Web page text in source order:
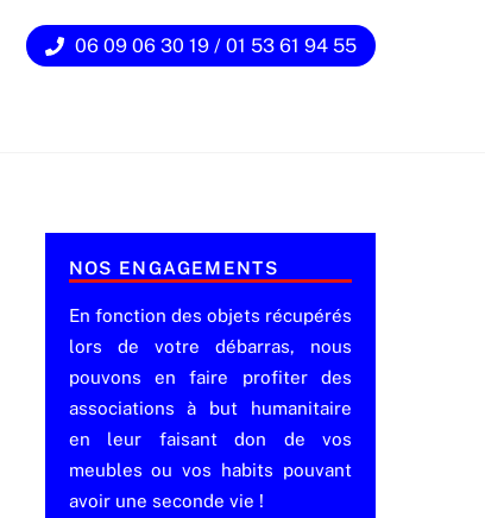
06 09 06 30 19 / 01 53 61 94 55
NOS ENGAGEMENTS
En fonction des objets récupérés
lors de votre débarras, nous
pouvons en faire profiter des
associations à but humanitaire
en leur faisant don de vos
meubles ou vos habits pouvant
avoir une seconde vie !